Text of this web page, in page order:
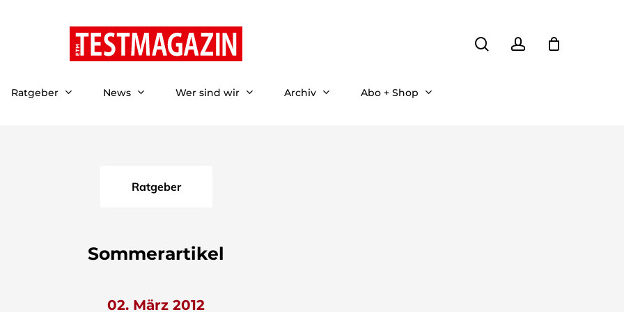
Ratgeber News Wer sind wir Archiv Abo + Shop
Ratgeber
Sommerartikel
02. März 2012